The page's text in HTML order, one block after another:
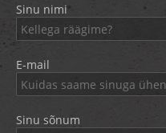
Sinu nimi
E-mail
Sinu sõnum